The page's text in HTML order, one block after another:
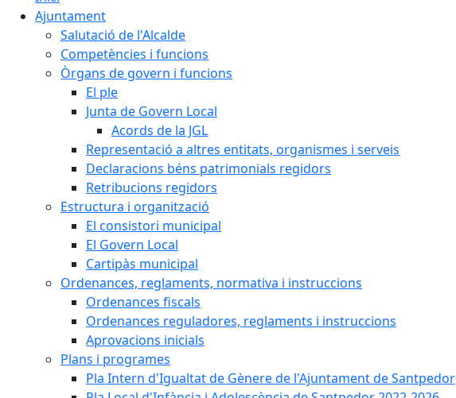
Ajuntament
Salutació de l'Alcalde
Competències i funcions
Òrgans de govern i funcions
El ple
Junta de Govern Local
Acords de la JGL
Representació a altres entitats, organismes i serveis
Declaracions béns patrimonials regidors
Retribucions regidors
Estructura i organització
El consistori municipal
El Govern Local
Cartipàs municipal
Ordenances, reglaments, normativa i instruccions
Ordenances fiscals
Ordenances reguladores, reglaments i instruccions
Aprovacions inicials
Plans i programes
Pla Intern d'Igualtat de Gènere de l'Ajuntament de Santpedor